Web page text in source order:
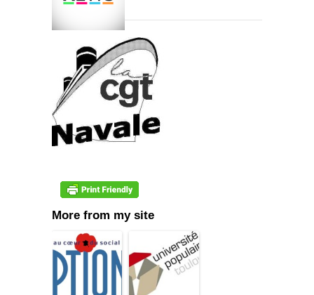
More from my site